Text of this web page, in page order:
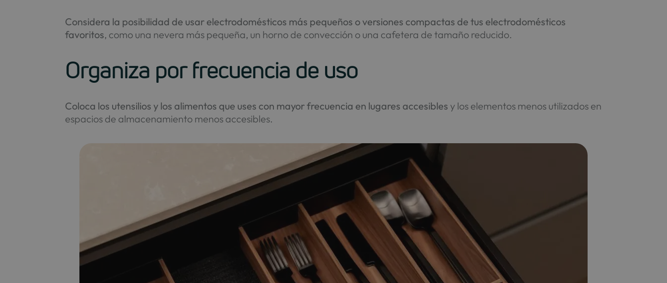
Considera la posibilidad de usar electrodomésticos más pequeños o versiones compactas de tus electrodomésticos
favoritos, como una nevera más pequeña, un horno de convección o una cafetera de tamaño reducido.
Organiza por frecuencia de uso
Coloca los utensilios y los alimentos que uses con mayor frecuencia en lugares accesibles y los elementos menos utilizados en
espacios de almacenamiento menos accesibles.